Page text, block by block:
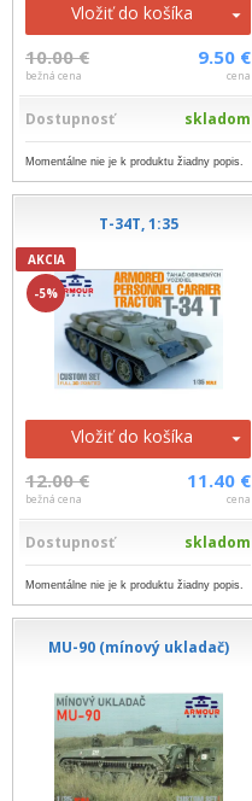
Vložiť do košíka
10.00 €
bežná cena
9.50 €
cena
Dostupnosť skladom
Momentálne nie je k produktu žiadny popis.
T-34T, 1:35
AKCIA
-5%
Vložiť do košíka
12.00 €
bežná cena
11.40 €
cena
Dostupnosť skladom
Momentálne nie je k produktu žiadny popis.
MU-90 (mínový ukladač)